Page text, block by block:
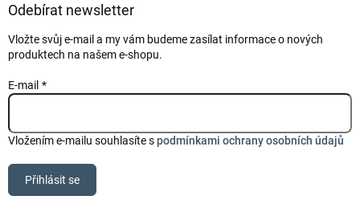
Odebírat newsletter
Vložte svůj e-mail a my vám budeme zasílat informace o nových
produktech na našem e-shopu.
E-mail
Vložením e-mailu souhlasíte spodmínkami ochrany osobních údajů
Přihlásit se